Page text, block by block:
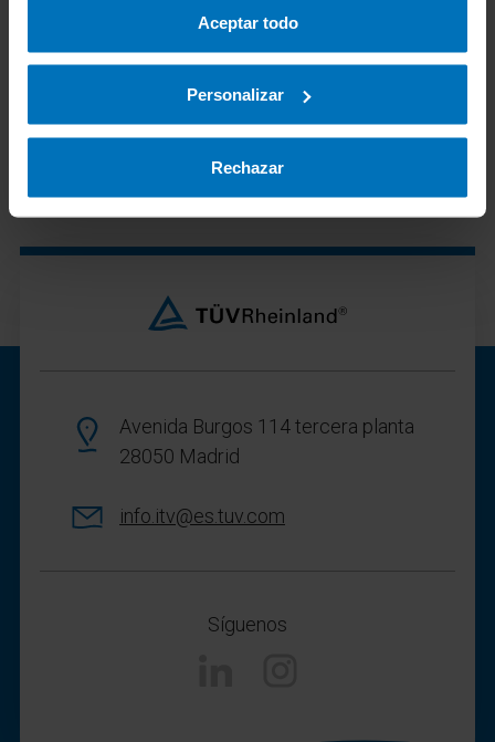
Aceptar todo
Personalizar
Rechazar
Avenida Burgos 114 tercera planta
28050 Madrid
info.itv@es.tuv.com
Síguenos